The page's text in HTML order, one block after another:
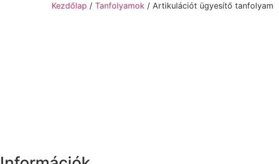
Kezdőlap / Tanfolyamok / Artikulációt ügyesítő tanfolyam